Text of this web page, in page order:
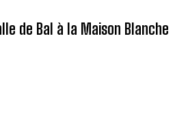
de Bal à la Maison Blanche